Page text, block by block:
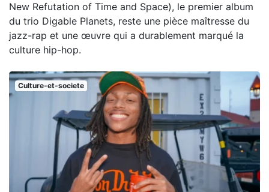
New Refutation of Time and Space), le premier album
du trio Digable Planets, reste une pièce maîtresse du
jazz-rap et une œuvre qui a durablement marqué la
culture hip-hop.
Culture-et-societe